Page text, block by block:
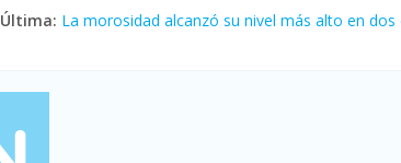
Última: La morosidad alcanzó su nivel más alto en